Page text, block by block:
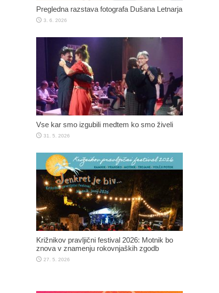
Pregledna razstava fotografa Dušana Letnarja
3. 6. 2026
Vse kar smo izgubili medtem ko smo živeli
31. 5. 2026
Križnikov pravljični festival 2026: Motnik bo
znova v znamenju rokovnjaških zgodb
27. 5. 2026